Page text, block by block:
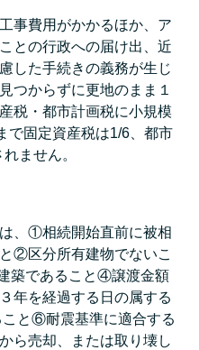
事費用がかかるほか、ア
との行政への届け出、近
した手続きの義務が生じ
つからずに更地のまま１
税・都市計画税に小規模
で固定資産税は1/6、都市
ません。
、①相続開始直前に被相
②区分所有建物でないこ
築であること④譲渡金額
年を経過する日の属する
と⑥耐震基準に適合する
ら売却、または取り壊し